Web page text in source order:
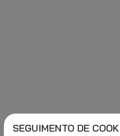
SEGUIMENTO DE